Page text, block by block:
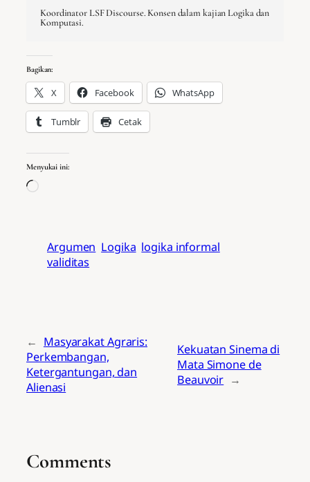
Koordinator LSF Discourse. Konsen dalam kajian Logika dan
Komputasi.
Bagikan:
X Facebook WhatsApp
Tumblr Cetak
Menyukai ini:
Memuat…
Argumen Logika logika informal
validitas
← Masyarakat Agraris:
Perkembangan,
Ketergantungan, dan
Alienasi
Kekuatan Sinema di
Mata Simone de
Beauvoir →
Comments